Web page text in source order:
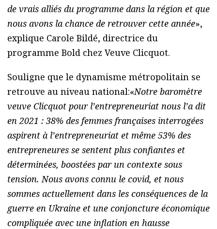
de vrais alliés du programme dans la région et que
nous avons la chance de retrouver cette année»,
explique Carole Bildé, directrice du
programme Bold chez Veuve Clicquot.
Souligne que le dynamisme métropolitain se
retrouve au niveau national:«Notre baromètre
veuve Clicquot pour l’entrepreneuriat nous l’a dit
en 2021 : 38% des femmes françaises interrogées
aspirent à l’entrepreneuriat et même 53% des
entrepreneures se sentent plus confiantes et
déterminées, boostées par un contexte sous
tension. Nous avons connu le covid, et nous
sommes actuellement dans les conséquences de la
guerre en Ukraine et une conjoncture économique
compliquée avec une inflation en hausse